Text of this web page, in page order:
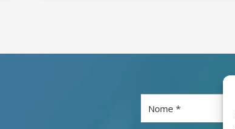
Nome *